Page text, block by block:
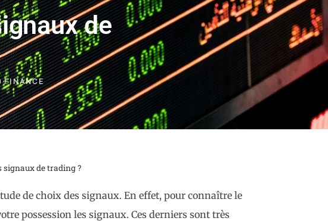
de
FINANCE
signaux de trading ?
de choix des signaux. En effet, pour connaître le
possession les signaux. Ces derniers sont très